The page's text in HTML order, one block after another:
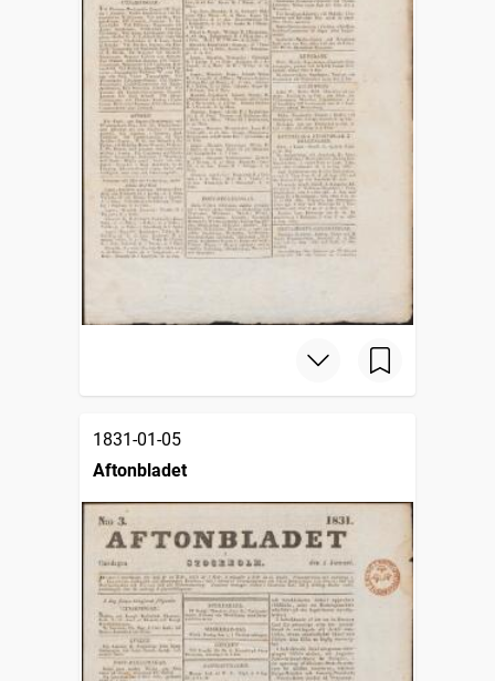
1831-01-05
Aftonbladet